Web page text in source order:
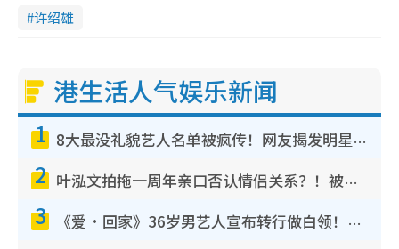
许绍雄
港生活人气娱乐新闻
1 8大最没礼貌艺人名单被疯传！网友揭发明星真面目，一致数落这一位是无品天花板？
2 叶泓文拍拖一周年亲口否认情侣关系？！被质疑感情造假竟称GM“普通同事”
3 《爱·回家》36岁男艺人宣布转行做白领！卸下艺人身份回归素人平淡生活